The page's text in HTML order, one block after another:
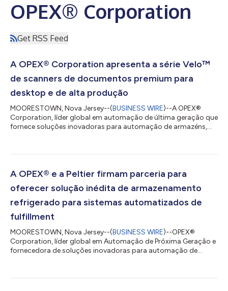
OPEX® Corporation
Get RSS Feed
A OPEX® Corporation apresenta a série Velo™
de scanners de documentos premium para
desktop e de alta produção
MOORESTOWN, Nova Jersey--(BUSINESS WIRE)--A OPEX®
Corporation, líder global em automação de última geração que
fornece soluções inovadoras para automação de armazéns,
scanners premium de mesa e independentes de alta produção.
desempenho, confiabilidade e qualidade de imagem
excepcionais, além de conectividade TWAIN/ISIS padrão do
setor...
A OPEX® e a Peltier firmam parceria para
oferecer solução inédita de armazenamento
refrigerado para sistemas automatizados de
fulfillment
MOORESTOWN, Nova Jersey--(BUSINESS WIRE)--OPEX®
Corporation, líder global em Automação de Próxima Geração e
fornecedora de soluções inovadoras para automação de
inovadora em comércio de cadeia fria (cold chain), para